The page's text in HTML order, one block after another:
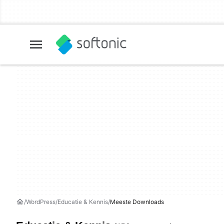
WordPress Educatie & Kennis Meeste Downloads